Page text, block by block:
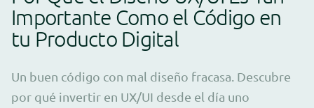
Importante Como el Código en
tu Producto Digital
Un buen código con mal diseño fracasa. Descubre
por qué invertir en UX/UI desde el día uno